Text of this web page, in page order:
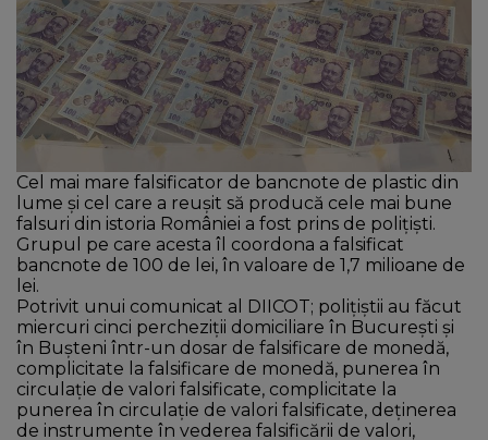
Cel mai mare falsificator de bancnote de plastic din
lume şi cel care a reuşit să producă cele mai bune
falsuri din istoria României a fost prins de poliţişti.
Grupul pe care acesta îl coordona a falsificat
bancnote de 100 de lei, în valoare de 1,7 milioane de
lei.
Potrivit unui comunicat al DIICOT; poliţiştii au făcut
miercuri cinci percheziţii domiciliare în Bucureşti şi
în Buşteni într-un dosar de falsificare de monedă,
complicitate la falsificare de monedă, punerea în
circulaţie de valori falsificate, complicitate la
punerea în circulaţie de valori falsificate, deţinerea
de instrumente în vederea falsificării de valori,